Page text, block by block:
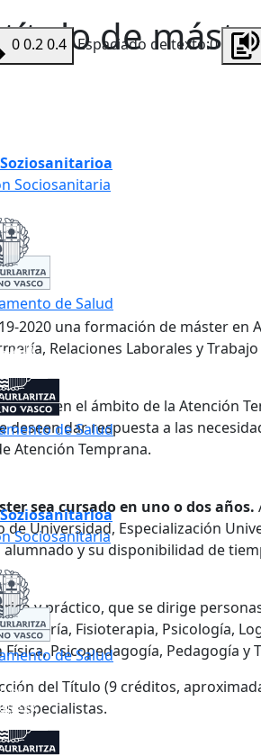
00.20.4 Espaciado de texto:0
Sociosanitaria
de Salud
de Salud
Sociosanitaria
de Salud
de
2020 una formación de máster en
Relaciones Laborales y Trabajo
en el ámbito de la Atención
dar respuesta a las
Atención Temprana.
sea cursado en uno o dos años.
Universidad, Especialización
y su disponibilidad de
y práctico, que se dirige
Fisioterapia, Psicología,
Psicopedagogía, Pedagogía y
del Título (9 créditos,
especialistas.